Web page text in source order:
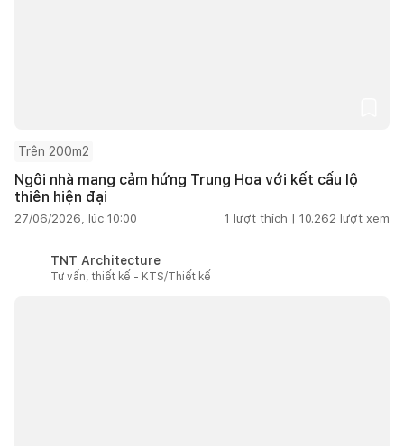
Trên 200m2
Ngôi nhà mang cảm hứng Trung Hoa với kết cấu lộ
thiên hiện đại
27/06/2026, lúc 10:00 1 lượt thích | 10.262 lượt xem
TNT Architecture
Tư vấn, thiết kế - KTS/Thiết kế